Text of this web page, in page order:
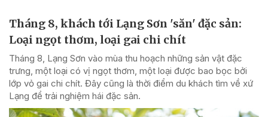
Tháng 8, khách tới Lạng Sơn 'săn' đặc sản:
Loại ngọt thơm, loại gai chi chít
Tháng 8, Lạng Sơn vào mùa thu hoạch những sản vật đặc
trưng, một loại có vị ngọt thơm, một loại được bao bọc bởi
lớp vỏ gai chi chít. Đây cũng là thời điểm du khách tìm về xứ
Lạng để trải nghiệm hái đặc sản.